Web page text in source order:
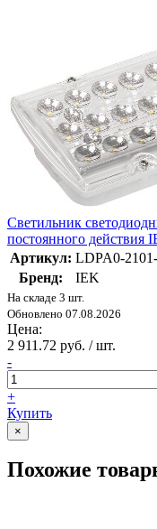
Светильник
постоянного действия
Артикул: LDPA0-
Бренд:
IEK
На складе 3 шт.
Обновлено 07.08.2026
Цена:
2 911.72 руб. / шт.
-
+
Купить
×
Похожие